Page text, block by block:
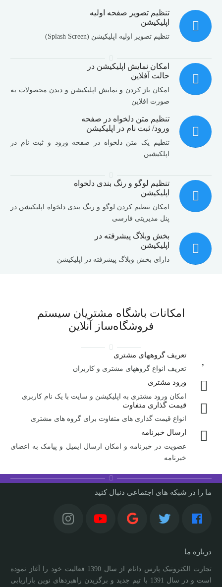
تنظیم تصویر صفحه اولیه
اپلیکیشن
تنظیم تصویر اولیه اپلیکیشن (Splash Screen)
امکان نمایش اپلیکیشن در
حالت آفلاین
امکان باز کردن و نمایش اپلیکیشن و دیدن محصولات به
صورت افلاین
تنظیم متن دلخواه در صفحه
ورود/ ثبت نام در اپلیکیشن
تنطیم یک متن دلخواه در صفحه ورود و ثبت نام در
اپلکیشین
تنظیم لوگو و رنگ بندی دلخواه
اپلیکیشن
امکان تنظیم کردن لوگو و رنگ بندی دلخواه اپلیکیشن در
پنل مدیریتی فارسی
بخش وبلاگ پیشرفته در
اپلیکیشن
دارای بخش وبلاگ پیشرفته در اپلیکیشن
امکانات باشگاه مشتریان سیستم
فروشگاه‌ساز آنلاین
تعریف گروههای مشتری
تعریف انواع گروههای مشتری و کاربران
ورود مشتری
امکان ورود مشتری به اپلیکیشن و سایت با یک نام کاربری
قیمت گذاری متفاوت
انواع قیمت گذاری های متفاوت برای گروه های مشتری
ارسال خبرنامه
عضویت در خبرنامه و امکان ارسال ایمیل و پیامک به اعضای
خبرنامه
ما را در شبکه های اجتماعی دنبال کنید
درباره ما
تجارت الکترونیک پارس داتام از سال 1390 فعالیت خود را آغاز نموده
است و در سال 1391 با تیم جدید و برگزیدن راهبردهای نوین بازاریابی